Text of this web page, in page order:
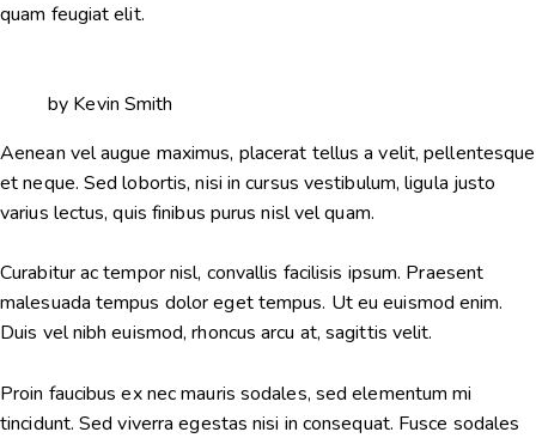
quam feugiat elit.
by Kevin Smith
Aenean vel augue maximus, placerat tellus a velit, pellentesque
et neque. Sed lobortis, nisi in cursus vestibulum, ligula justo
varius lectus, quis finibus purus nisl vel quam.
Curabitur ac tempor nisl, convallis facilisis ipsum. Praesent
malesuada tempus dolor eget tempus. Ut eu euismod enim.
Duis vel nibh euismod, rhoncus arcu at, sagittis velit.
Proin faucibus ex nec mauris sodales, sed elementum mi
tincidunt. Sed viverra egestas nisi in consequat. Fusce sodales